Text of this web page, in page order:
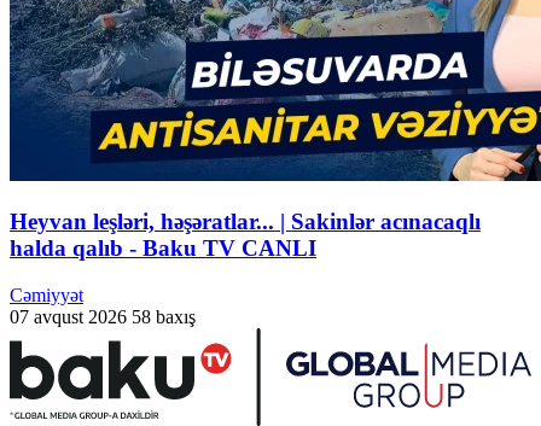
Heyvan leşləri, həşəratlar... | Sakinlər acınacaqlı
halda qalıb - Baku TV CANLI
Cəmiyyət
07 avqust 2026 58 baxış